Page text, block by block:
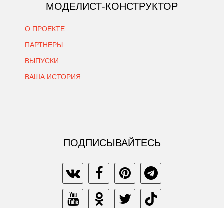
МОДЕЛИСТ-КОНСТРУКТОР
О ПРОЕКТЕ
ПАРТНЕРЫ
ВЫПУСКИ
ВАША ИСТОРИЯ
ПОДПИСЫВАЙТЕСЬ